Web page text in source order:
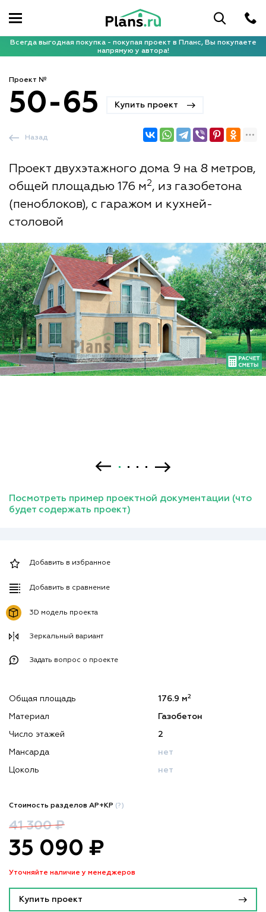
Всегда выгодная покупка - покупая проект в Планс, Вы покупаете
напрямую у автора!
Проект №
50-65 Купить проект
Проект двухэтажного дома 9 на 8 метров,
общей площадью 176 м2, из газобетона
(пеноблоков), с гаражом и кухней-
столовой
Назад
Посмотреть пример проектной документации (что
будет содержать проект)
Добавить в избранное
Добавить в сравнение
3D модель проекта
Зеркальный вариант
Задать вопрос о проекте
Общая площадь 176.9 м2
Материал Газобетон
Число этажей 2
Мансарда нет
Цоколь нет
Стоимость разделов АР+КР (?)
41 300 ₽
35 090 ₽
Уточняйте наличие у менеджеров
Купить проект